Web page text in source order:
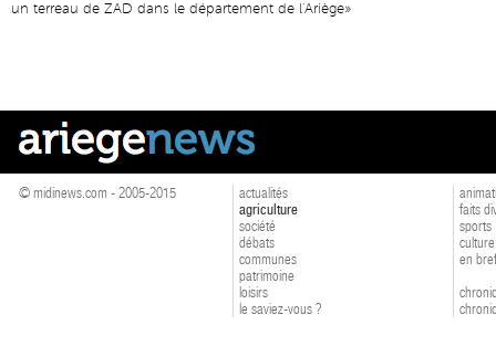
un terreau de ZAD dans le département de l'Ariège»
© midinews.com - 2005-2015
actualités
agriculture
société
débats
communes
patrimoine
loisirs
le saviez-vous ?
faits
sports
culture
en bref